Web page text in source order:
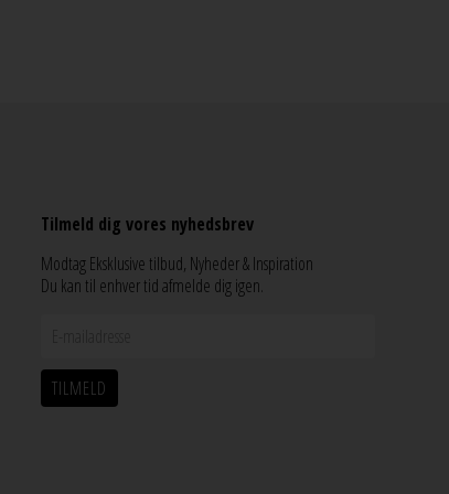
Tilmeld dig vores nyhedsbrev
Modtag Eksklusive tilbud, Nyheder & Inspiration
Du kan til enhver tid afmelde dig igen.